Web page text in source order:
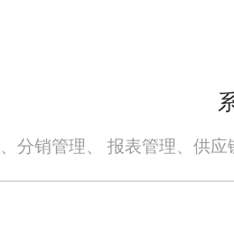
持续优化和升级，该
入，相信会有更多像
分销管理、 报表管理、供